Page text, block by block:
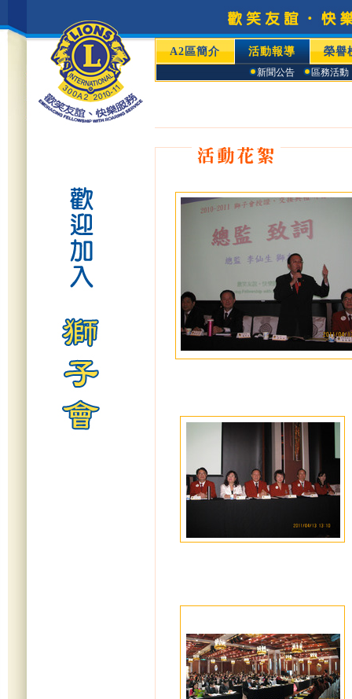
A2區簡介 活動報導 榮譽
新聞公告 區務活動